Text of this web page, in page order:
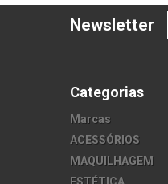
Newsletter
Categorias
Marcas
ACESSÓRIOS
MAQUILHAGEM